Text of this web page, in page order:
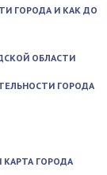
ГОРОДА И КАК ДО
ОБЛАСТИ
ГОРОДА
ГОРОДА